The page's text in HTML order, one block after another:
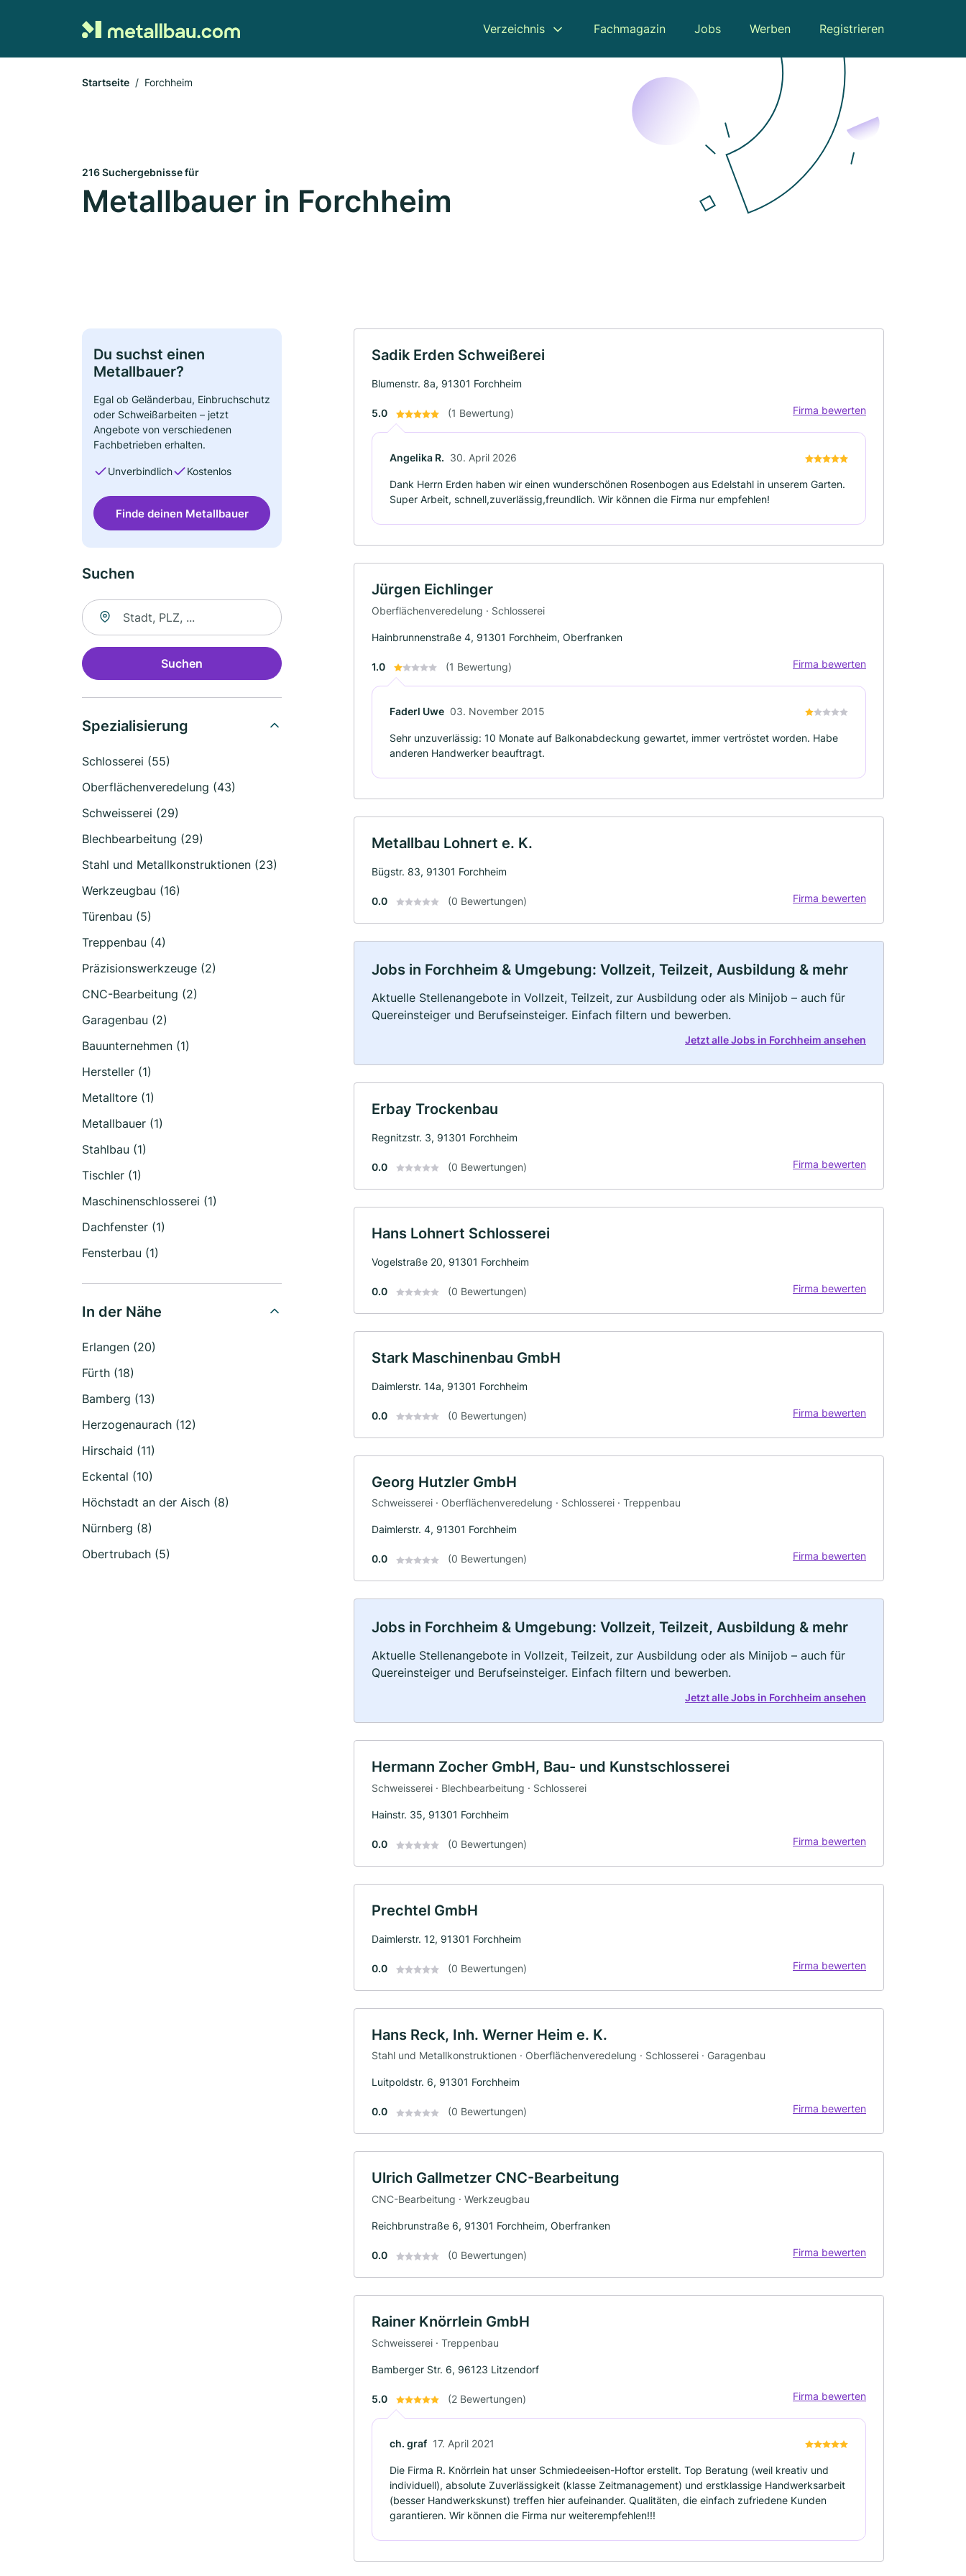
Verzeichnis Fachmagazin Jobs Werben Registrieren
Startseite Forchheim
216 Suchergebnisse für
Metallbauer in Forchheim
Du suchst einen
Metallbauer?
Egal ob Geländerbau, Einbruchschutz
oder Schweißarbeiten – jetzt
Angebote von verschiedenen
Fachbetrieben erhalten.
Unverbindlich Kostenlos
Finde deinen Metallbauer
Suchen
Suche nach Ort
Suchen
Spezialisierung
Schlosserei (55)
Oberflächenveredelung (43)
Schweisserei (29)
Blechbearbeitung (29)
Stahl und Metallkonstruktionen (23)
Werkzeugbau (16)
Türenbau (5)
Treppenbau (4)
Präzisionswerkzeuge (2)
CNC-Bearbeitung (2)
Garagenbau (2)
Bauunternehmen (1)
Hersteller (1)
Metalltore (1)
Metallbauer (1)
Stahlbau (1)
Tischler (1)
Maschinenschlosserei (1)
Dachfenster (1)
Fensterbau (1)
In der Nähe
Erlangen (20)
Fürth (18)
Bamberg (13)
Herzogenaurach (12)
Hirschaid (11)
Eckental (10)
Höchstadt an der Aisch (8)
Nürnberg (8)
Obertrubach (5)
Sadik Erden Schweißerei
Blumenstr. 8a, 91301 Forchheim
5.0 (1 Bewertung) Firma bewerten
Angelika R. 30. April 2026
Dank Herrn Erden haben wir einen wunderschönen Rosenbogen aus Edelstahl in unserem Garten.
Super Arbeit, schnell,zuverlässig,freundlich. Wir können die Firma nur empfehlen!
Jürgen Eichlinger
Oberflächenveredelung · Schlosserei
Hainbrunnenstraße 4, 91301 Forchheim, Oberfranken
1.0 (1 Bewertung) Firma bewerten
Faderl Uwe 03. November 2015
Sehr unzuverlässig: 10 Monate auf Balkonabdeckung gewartet, immer vertröstet worden. Habe
anderen Handwerker beauftragt.
Metallbau Lohnert e. K.
Bügstr. 83, 91301 Forchheim
0.0 (0 Bewertungen) Firma bewerten
Jobs in Forchheim & Umgebung: Vollzeit, Teilzeit, Ausbildung & mehr
Aktuelle Stellenangebote in Vollzeit, Teilzeit, zur Ausbildung oder als Minijob – auch für
Quereinsteiger und Berufseinsteiger. Einfach filtern und bewerben.
Jetzt alle Jobs in Forchheim ansehen
Erbay Trockenbau
Regnitzstr. 3, 91301 Forchheim
0.0 (0 Bewertungen) Firma bewerten
Hans Lohnert Schlosserei
Vogelstraße 20, 91301 Forchheim
0.0 (0 Bewertungen) Firma bewerten
Stark Maschinenbau GmbH
Daimlerstr. 14a, 91301 Forchheim
0.0 (0 Bewertungen) Firma bewerten
Georg Hutzler GmbH
Schweisserei · Oberflächenveredelung · Schlosserei · Treppenbau
Daimlerstr. 4, 91301 Forchheim
0.0 (0 Bewertungen) Firma bewerten
Jobs in Forchheim & Umgebung: Vollzeit, Teilzeit, Ausbildung & mehr
Aktuelle Stellenangebote in Vollzeit, Teilzeit, zur Ausbildung oder als Minijob – auch für
Quereinsteiger und Berufseinsteiger. Einfach filtern und bewerben.
Jetzt alle Jobs in Forchheim ansehen
Hermann Zocher GmbH, Bau- und Kunstschlosserei
Schweisserei · Blechbearbeitung · Schlosserei
Hainstr. 35, 91301 Forchheim
0.0 (0 Bewertungen) Firma bewerten
Prechtel GmbH
Daimlerstr. 12, 91301 Forchheim
0.0 (0 Bewertungen) Firma bewerten
Hans Reck, Inh. Werner Heim e. K.
Stahl und Metallkonstruktionen · Oberflächenveredelung · Schlosserei · Garagenbau
Luitpoldstr. 6, 91301 Forchheim
0.0 (0 Bewertungen) Firma bewerten
Ulrich Gallmetzer CNC-Bearbeitung
CNC-Bearbeitung · Werkzeugbau
Reichbrunstraße 6, 91301 Forchheim, Oberfranken
0.0 (0 Bewertungen) Firma bewerten
Rainer Knörrlein GmbH
Schweisserei · Treppenbau
Bamberger Str. 6, 96123 Litzendorf
5.0 (2 Bewertungen) Firma bewerten
ch. graf 17. April 2021
Die Firma R. Knörrlein hat unser Schmiedeeisen-Hoftor erstellt. Top Beratung (weil kreativ und
individuell), absolute Zuverlässigkeit (klasse Zeitmanagement) und erstklassige Handwerksarbeit
(besser Handwerkskunst) treffen hier aufeinander. Qualitäten, die einfach zufriedene Kunden
garantieren. Wir können die Firma nur weiterempfehlen!!!